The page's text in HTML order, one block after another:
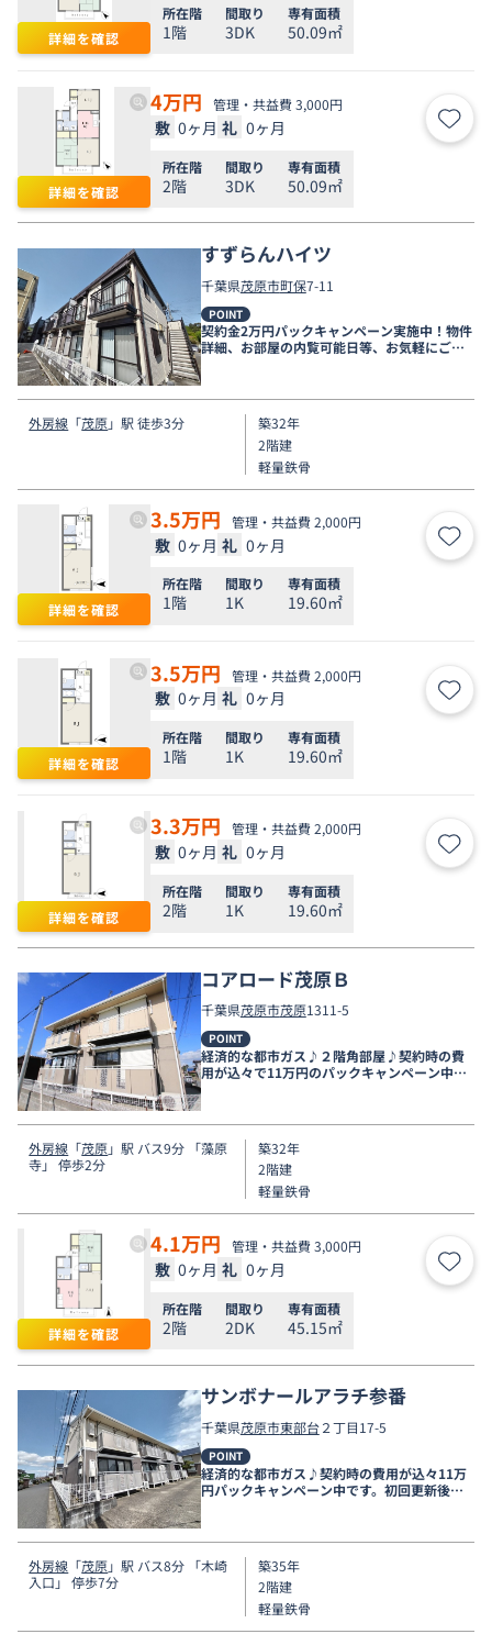
詳細を確認
所在階
1階
間取り
3DK
専有面積
50.09㎡
詳細を確認
4万円 管理・共益費 3,000円
敷 0ヶ月 礼 0ヶ月 お気
所在階
2階
間取り
3DK
専有面積
50.09㎡
すずらんハイツ
千葉県茂原市町保7-11
POINT
契約金2万円パックキャンペーン実施中！物件
詳細、お部屋の内覧可能日等、お気軽にご相
外房線 「茂原」駅 徒歩3分
築32年
2階建
軽量鉄骨
詳細を確認
3.5万円 管理・共益費 2,000円
敷 0ヶ月 礼 0ヶ月 お気
所在階
1階
間取り
1K
専有面積
19.60㎡
詳細を確認
3.5万円 管理・共益費 2,000円
敷 0ヶ月 礼 0ヶ月 お気
所在階
1階
間取り
1K
専有面積
19.60㎡
詳細を確認
3.3万円 管理・共益費 2,000円
敷 0ヶ月 礼 0ヶ月 お気
所在階
2階
間取り
1K
専有面積
19.60㎡
コアロード茂原Ｂ
千葉県茂原市茂原1311-5
POINT
経済的な都市ガス♪２階角部屋♪契約時の費
用が込々で11万円のパックキャンペーン中で
す。
外房線 「茂原」駅 バス9分 「藻原
寺」 停歩2分
築32年
2階建
軽量鉄骨
詳細を確認
4.1万円 管理・共益費 3,000円
敷 0ヶ月 礼 0ヶ月 お気
所在階
2階
間取り
2DK
専有面積
45.15㎡
サンボナールアラチ参番
千葉県茂原市東部台２丁目17-5
POINT
経済的な都市ガス♪契約時の費用が込々11万
円パックキャンペーン中です。初回更新後賃
外房線 「茂原」駅 バス8分 「木崎
入口」 停歩7分
築35年
2階建
軽量鉄骨